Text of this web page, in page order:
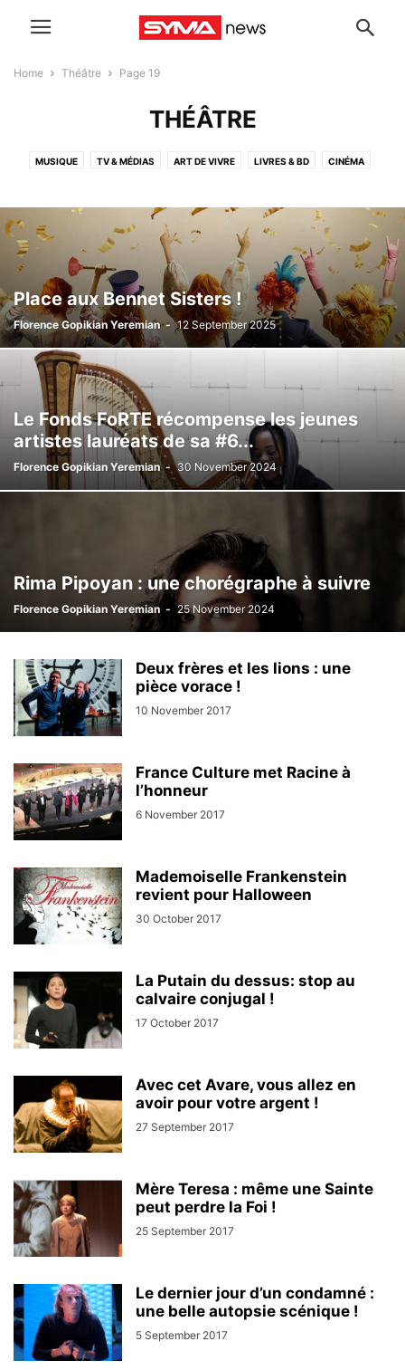
Home Théâtre Page 19
THÉÂTRE
MUSIQUE TV & MÉDIAS ART DE VIVRE LIVRES & BD CINÉMA
COMMUNIQUÉS DE PRESSE ARCHIVES
Place aux Bennet Sisters !
Florence Gopikian Yeremian - 12 September 2025
Le Fonds FoRTE récompense les jeunes
artistes lauréats de sa #6...
Florence Gopikian Yeremian - 30 November 2024
Rima Pipoyan : une chorégraphe à suivre
Florence Gopikian Yeremian - 25 November 2024
Deux frères et les lions : une
pièce vorace !
10 November 2017
France Culture met Racine à
l’honneur
6 November 2017
Mademoiselle Frankenstein
revient pour Halloween
30 October 2017
La Putain du dessus: stop au
calvaire conjugal !
17 October 2017
Avec cet Avare, vous allez en
avoir pour votre argent !
27 September 2017
Mère Teresa : même une Sainte
peut perdre la Foi !
25 September 2017
Le dernier jour d’un condamné :
une belle autopsie scénique !
5 September 2017